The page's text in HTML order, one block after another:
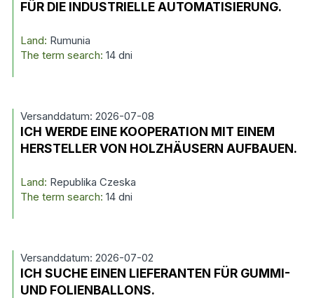
FÜR DIE INDUSTRIELLE AUTOMATISIERUNG.
Land: Rumunia
The term search: 14 dni
Versanddatum: 2026-07-08
ICH WERDE EINE KOOPERATION MIT EINEM
HERSTELLER VON HOLZHÄUSERN AUFBAUEN.
Land: Republika Czeska
The term search: 14 dni
Versanddatum: 2026-07-02
ICH SUCHE EINEN LIEFERANTEN FÜR GUMMI-
UND FOLIENBALLONS.